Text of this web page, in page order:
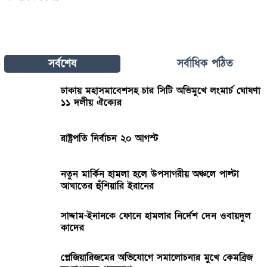
সর্বশেষ সর্বাধিক পঠিত
ঢাকায় মহাসমাবেশসহ চার সিটি অভিমুখে লংমার্চ ঘোষণা
১১ দলীয় ঐক্যের
রাষ্ট্রপতি নির্বাচন ২০ আগস্ট
নতুন মার্কিন হামলা হলে উপসাগরীয় অঞ্চলে পাল্টা
আঘাতের হুঁশিয়ারি ইরানের
সাদ্দাম-ইনানকে ফোনে হামলার নির্দেশ দেন ওবায়দুল
কাদের
প্লেজিয়ারিজমের অভিযোগে সমালোচনার মুখে কেমব্রিজ